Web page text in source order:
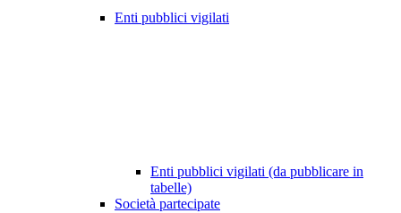
Enti pubblici vigilati
Enti pubblici vigilati (da pubblicare in
tabelle)
Società partecipate